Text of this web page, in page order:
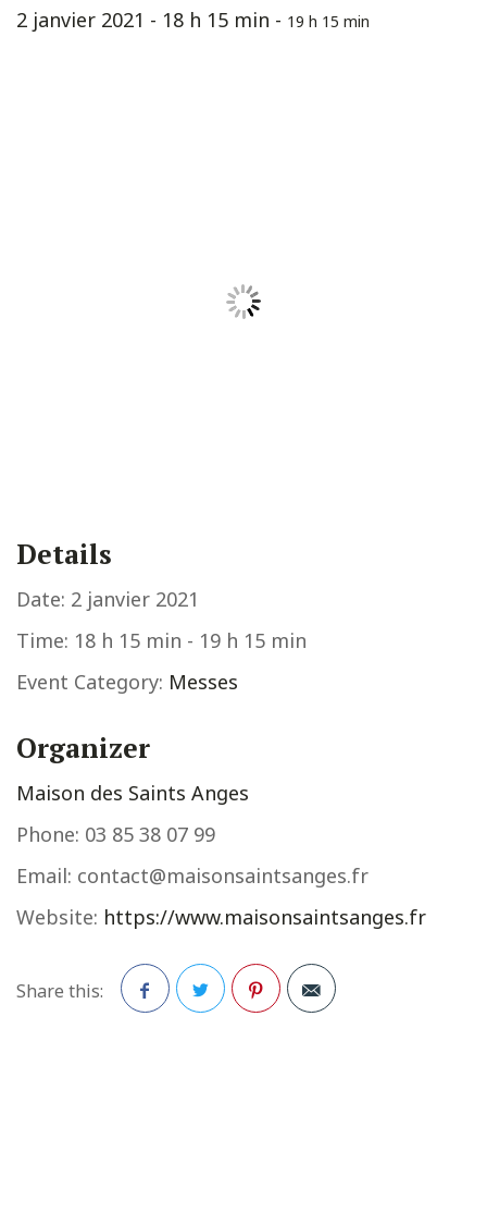
2 janvier 2021 - 18 h 15 min - 19 h 15 min
Details
Date: 2 janvier 2021
Time: 18 h 15 min - 19 h 15 min
Event Category: Messes
Organizer
Maison des Saints Anges
Phone: 03 85 38 07 99
Email: contact@maisonsaintsanges.fr
Website: https://www.maisonsaintsanges.fr
Share this: